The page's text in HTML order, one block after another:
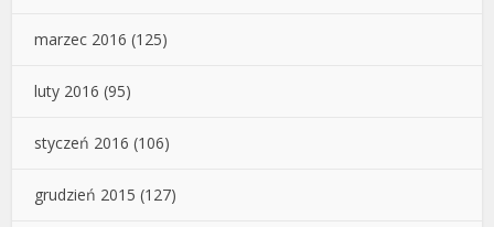
marzec 2016 (125)
luty 2016 (95)
styczeń 2016 (106)
grudzień 2015 (127)